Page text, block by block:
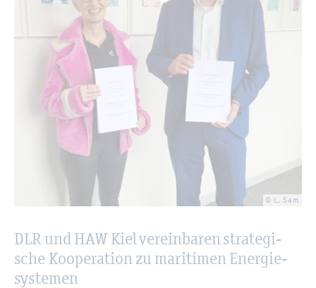
© L. Sam
DLR und HAW Kiel ver­ein­ba­ren stra­te­gi­
sche Ko­ope­ra­ti­on zu ma­ri­ti­men En­er­gie­
sys­te­men